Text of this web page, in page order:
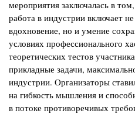
мероприятия заключалась в
работа в индустрии включает
вдохновение, но и умение
условиях профессионального
теоретических тестов
прикладные задачи,
индустрии. Организаторы
на гибкость мышления и
в потоке противоречивых